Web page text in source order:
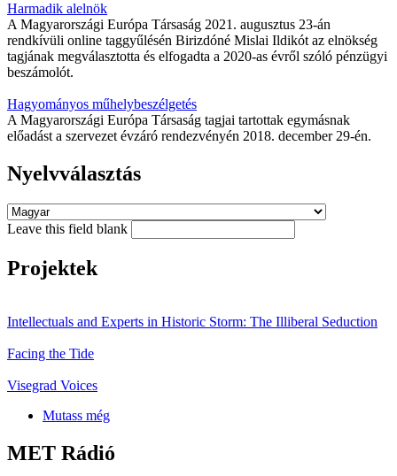
Harmadik alelnök
A Magyarországi Európa Társaság 2021. augusztus 23-án
rendkívüli online taggyűlésén Birizdóné Mislai Ildikót az elnökség
tagjának megválasztotta és elfogadta a 2020-as évről szóló pénzügyi
beszámolót.
Hagyományos műhelybeszélgetés
A Magyarországi Európa Társaság tagjai tartottak egymásnak
előadást a szervezet évzáró rendezvényén 2018. december 29-én.
Nyelvválasztás
Leave this field blank
Projektek
Intellectuals and Experts in Historic Storm: The Illiberal Seduction
Facing the Tide
Visegrad Voices
Mutass még
MET Rádió